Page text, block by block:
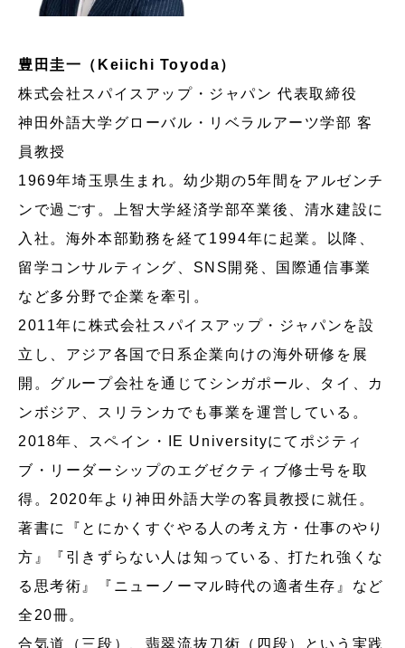
豊田圭一（Keiichi Toyoda）
株式会社スパイスアップ・ジャパン 代表取締役
神田外語大学グローバル・リベラルアーツ学部 客
員教授
1969年埼玉県生まれ。幼少期の5年間をアルゼンチ
ンで過ごす。上智大学経済学部卒業後、清水建設に
入社。海外本部勤務を経て1994年に起業。以降、
留学コンサルティング、SNS開発、国際通信事業
など多分野で企業を牽引。
2011年に株式会社スパイスアップ・ジャパンを設
立し、アジア各国で日系企業向けの海外研修を展
開。グループ会社を通じてシンガポール、タイ、カ
ンボジア、スリランカでも事業を運営している。
2018年、スペイン・IE Universityにてポジティ
ブ・リーダーシップのエグゼクティブ修士号を取
得。2020年より神田外語大学の客員教授に就任。
著書に『とにかくすぐやる人の考え方・仕事のやり
方』『引きずらない人は知っている、打たれ強くな
る思考術』『ニューノーマル時代の適者生存』など
全20冊。
合気道（三段）、翡翠流抜刀術（四段）という実践